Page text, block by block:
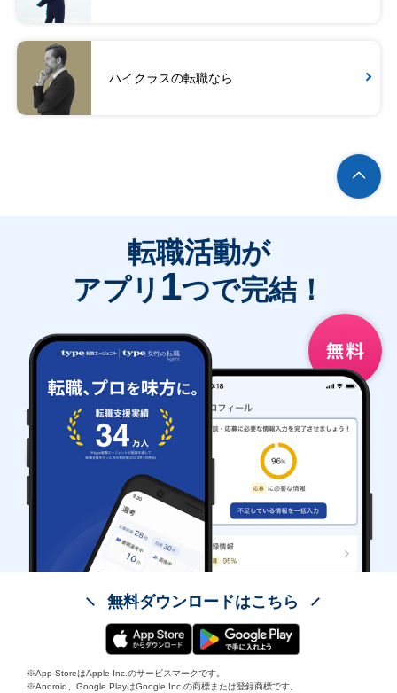
ハイクラスの転職なら
転職活動が
アプリ 1つで完結！
無料ダウンロードはこちら
※App StoreはApple Inc.のサービスマークです。
※Android、Google PlayはGoogle Inc.の商標または登録商標です。